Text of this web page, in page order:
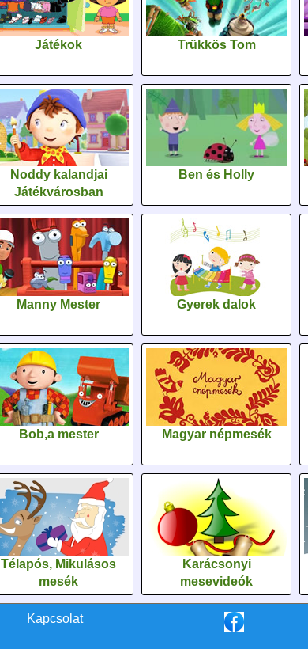
Játékok Trükkös Tom
Noddy kalandjai
Játékvárosban
Ben és Holly
Manny Mester Gyerek dalok
Bob,a mester Magyar népmesék
Télapós, Mikulásos
mesék
Karácsonyi
mesevideók
Kapcsolat